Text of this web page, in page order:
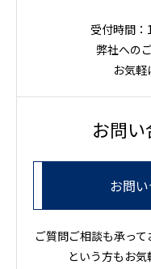
受付時間：
弊社への
お気軽
お問
お問
ご質問ご相談も承っ
という方もお気